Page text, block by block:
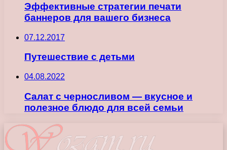
Эффективные стратегии печати
баннеров для вашего бизнеса
07.12.2017
Путешествие с детьми
04.08.2022
Салат с черносливом — вкусное и
полезное блюдо для всей семьи